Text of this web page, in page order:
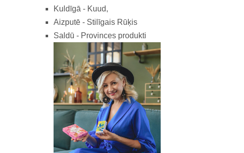
Kuldīgā - Kuud,
Aizputē - Stilīgais Rūķis
Saldū - Provinces produkti